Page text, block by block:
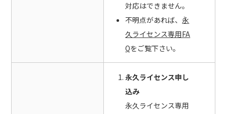
対応はできません。
不明点があれば、永
久ライセンス専用FA
Qをご覧下さい。
永久ライセンス申し
込み
永久ライセンス専用